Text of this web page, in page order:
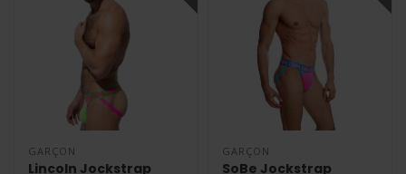
GARÇON
Lincoln Jockstrap
GARÇON
SoBe Jockstrap